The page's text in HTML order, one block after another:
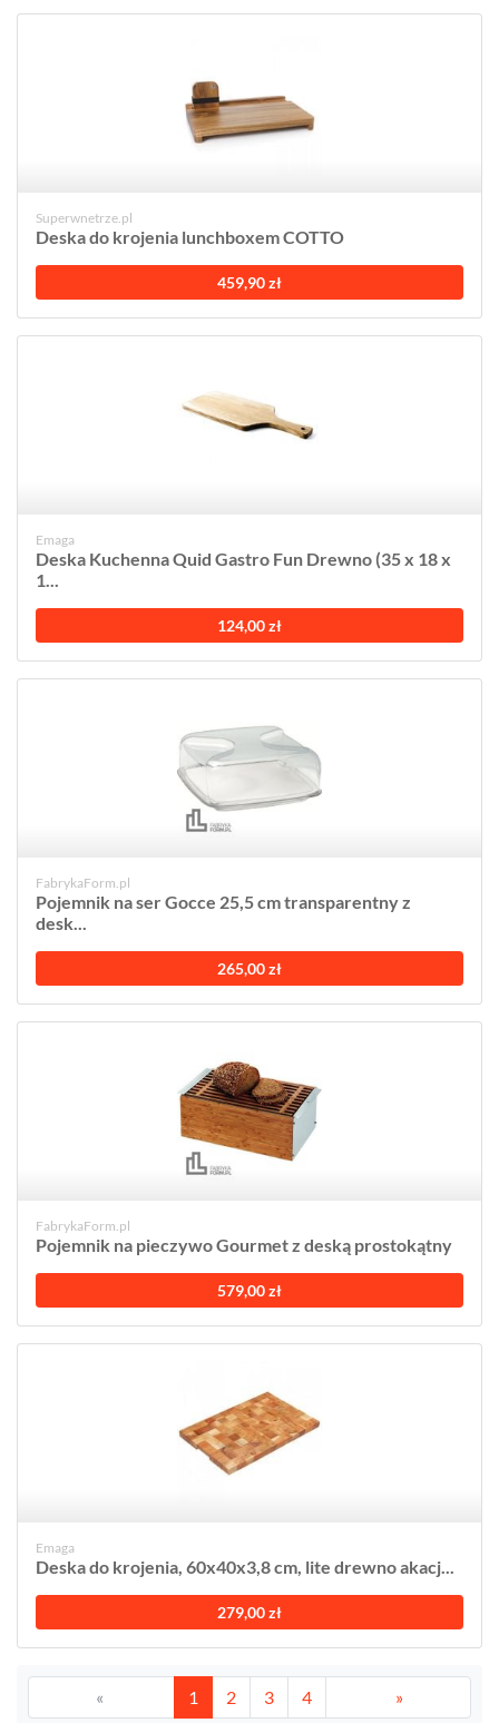
Superwnetrze.pl
Deska do krojenia lunchboxem COTTO
459,90 zł
Emaga
Deska Kuchenna Quid Gastro Fun Drewno (35 x 18 x
1...
124,00 zł
FabrykaForm.pl
Pojemnik na ser Gocce 25,5 cm transparentny z
desk...
265,00 zł
FabrykaForm.pl
Pojemnik na pieczywo Gourmet z deską prostokątny
579,00 zł
Emaga
Deska do krojenia, 60x40x3,8 cm, lite drewno akacj...
279,00 zł
« 1 2 3 4 »